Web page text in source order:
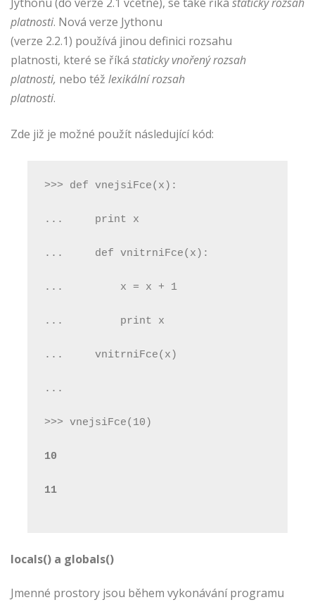
platnosti. Nová verze Jythonu
(verze 2.2.1) používá jinou definici rozsahu
platnosti, které se říká staticky vnořený rozsah
platnosti, nebo též lexikální rozsah
platnosti.
Zde již je možné použít následující kód:
>>> def vnejsiFce(x):
...     print x
...     def vnitrniFce(x):
...         x = x + 1
...         print x
...     vnitrniFce(x)
...
>>> vnejsiFce(10)
10
11
locals() a globals()
Jmenné prostory jsou během vykonávání programu